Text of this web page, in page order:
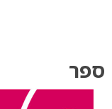
ספר